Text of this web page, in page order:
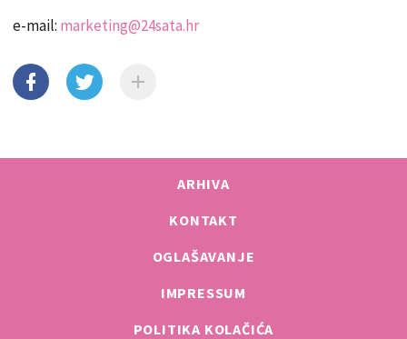
e-mail: marketing@24sata.hr
ARHIVA
KONTAKT
OGLAŠAVANJE
IMPRESSUM
POLITIKA KOLAČIĆA